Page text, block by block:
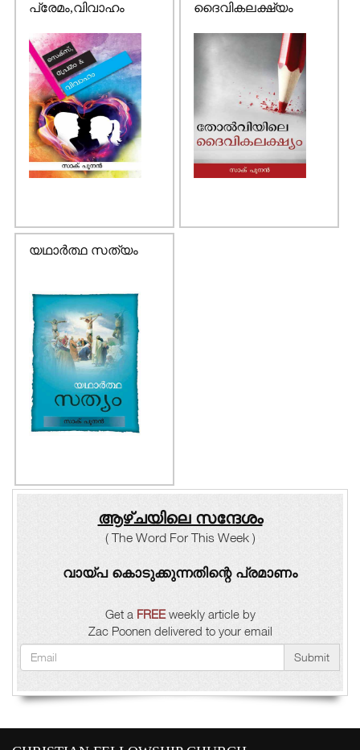
പ്രേമം,വിവാഹം
ദൈവികലക്ഷ്യം
യഥാര്‍ത്ഥ സത്യം
ആഴ്ചയിലെ സന്ദേശം
( The Word For This Week )
വായ്പ കൊടുക്കുന്നതിന്റെ പ്രമാണം
Get a FREEweekly article by
Zac Poonen delivered to your email
Submit